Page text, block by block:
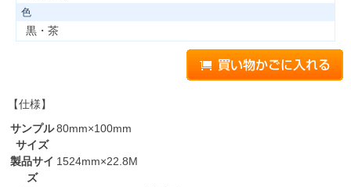
色
黒・茶
【仕様】
サンプル
サイズ
80mm×100mm
製品サイ
ズ
1524mm×22.8M